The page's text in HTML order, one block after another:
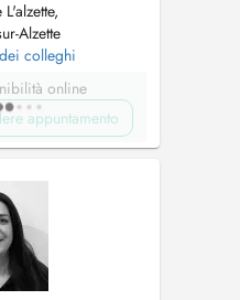
Alzette
colleghi
online
appuntamento